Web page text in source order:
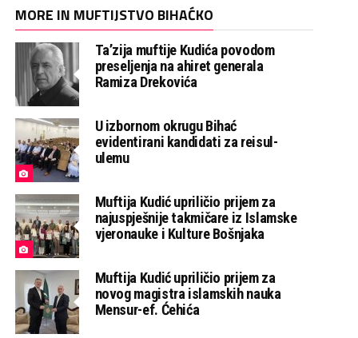
MORE IN MUFTIJSTVO BIHAĆKO
Ta’zija muftije Kudića povodom
preseljenja na ahiret generala
Ramiza Drekovića
U izbornom okrugu Bihać
evidentirani kandidati za reisul-
ulemu
Muftija Kudić upriličio prijem za
najuspješnije takmičare iz Islamske
vjeronauke i Kulture Bošnjaka
Muftija Kudić upriličio prijem za
novog magistra islamskih nauka
Mensur-ef. Ćehića